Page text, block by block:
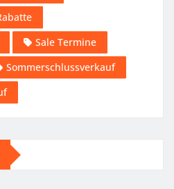
Sale Termine
Sommerschlussverkauf